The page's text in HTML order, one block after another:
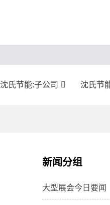
沈氏节能:子公司 沈氏节
新闻分组
大型展会今日要闻